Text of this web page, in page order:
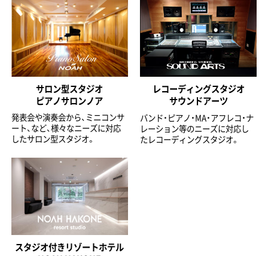
サロン型スタジオ
ピアノサロンノア
発表会や演奏会から、ミニコンサ
ート、など、様々なニーズに対応
したサロン型スタジオ。
レコーディングスタジオ
サウンドアーツ
バンド・ピアノ・MA・アフレコ・ナ
レーション等のニーズに対応し
たレコーディングスタジオ。
スタジオ付きリゾートホテル